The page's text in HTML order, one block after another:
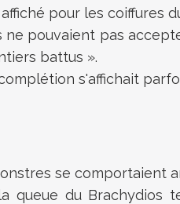
pour les coiffures
pouvaient pas
battus ».
s'affichait
se comportaient
queue du